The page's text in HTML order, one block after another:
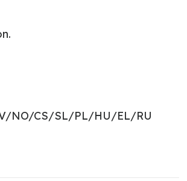
NO/CS/SL/PL/HU/EL/RU